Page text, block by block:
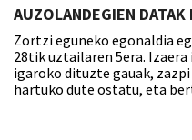
AUZOLANDEGIEN DATAK
Zortzi eguneko egonaldia
28tik uztailaren 5era.
igaroko dituzte gauak,
hartuko dute ostatu, eta